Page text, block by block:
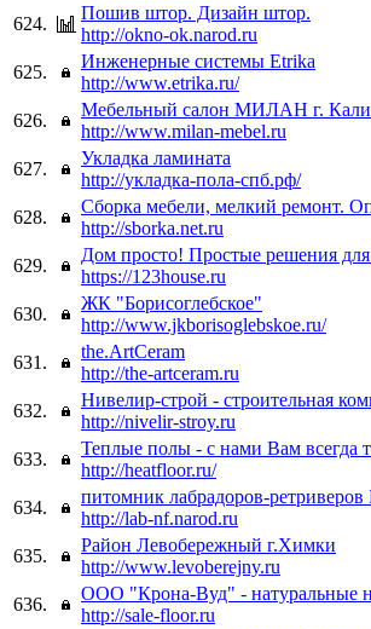
624.
Пошив штор. Дизайн штор.
http://okno-ok.narod.ru
625.
Инженерные системы Etrika
http://www.etrika.ru/
626.
Мебельный салон МИЛАН г.
http://www.milan-mebel.ru
627.
Укладка ламината
http://укладка-пола-спб.рф/
628.
Сборка мебели, мелкий ремонт.
http://sborka.net.ru
629.
Дом просто! Простые решения
https://123house.ru
630.
ЖК "Борисоглебское"
http://www.jkborisoglebskoe.ru/
631.
the.ArtCeram
http://the-artceram.ru
632.
Нивелир-строй - строительная
http://nivelir-stroy.ru
633.
Теплые полы - с нами Вам всегда
http://heatfloor.ru/
634.
питомник лабрадоров-
http://lab-nf.narod.ru
635.
Район Левобережный г.Химки
http://www.levoberejny.ru
636.
ООО "Крона-Вуд" - натуральные
http://sale-floor.ru